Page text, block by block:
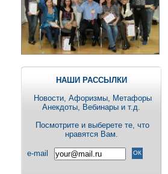
НАШИ РАССЫЛКИ
Новости, Aфоризмы, Метафоры
Анекдоты, Вебинары и т.д.
Посмотрите и выберете те, что
нравятся Вам.
e-mail